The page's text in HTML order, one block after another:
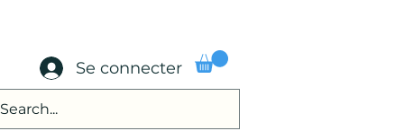
Se connecter